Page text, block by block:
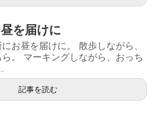
を届けに
お昼を届けに。 散歩しながら、
。 マーキングしながら、おっち
記事を読む